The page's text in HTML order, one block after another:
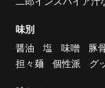
味別
醤油
塩 味噌 豚
担々麺
個性派 グ